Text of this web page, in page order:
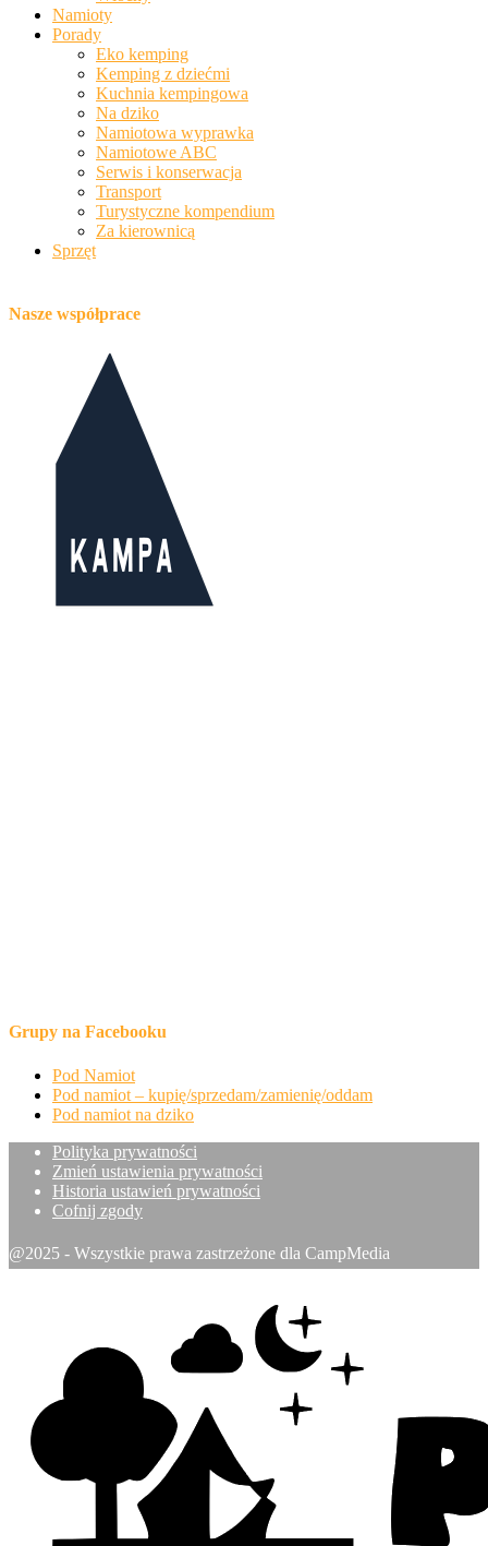
Namioty
Porady
Eko kemping
Kemping z dziećmi
Kuchnia kempingowa
Na dziko
Namiotowa wyprawka
Namiotowe ABC
Serwis i konserwacja
Transport
Turystyczne kompendium
Za kierownicą
Sprzęt
Nasze współprace
Grupy na Facebooku
Pod Namiot
Pod namiot – kupię/sprzedam/zamienię/oddam
Pod namiot na dziko
Polityka prywatności
Zmień ustawienia prywatności
Historia ustawień prywatności
Cofnij zgody
@2025 - Wszystkie prawa zastrzeżone dla CampMedia